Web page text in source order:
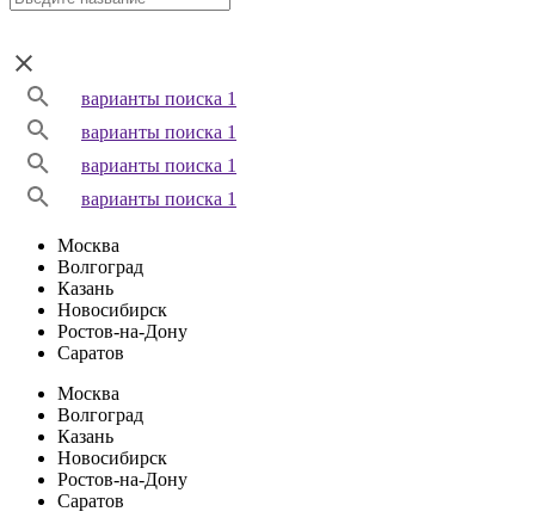
варианты поиска 1
варианты поиска 1
варианты поиска 1
варианты поиска 1
Москва
Волгоград
Казань
Новосибирск
Ростов-на-Дону
Саратов
Москва
Волгоград
Казань
Новосибирск
Ростов-на-Дону
Саратов